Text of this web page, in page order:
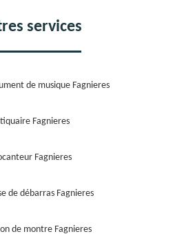
services
de musique Fagnieres
Fagnieres
Fagnieres
de débarras Fagnieres
de montre Fagnieres